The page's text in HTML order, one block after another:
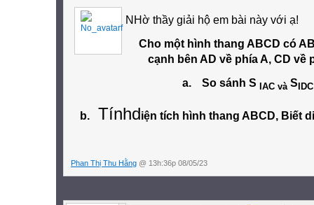
NHờ thầy giải hộ em bài này với ạ!
Cho một hình thang ABCD có
cạnh bên AD về phía A, CD về
a.
So sánh S IAC và SIDC
b. Tínhdiện tích hình thang ABCD, Biết
Phan Thị Thu Hằng @ 13h:36p 08/05/23